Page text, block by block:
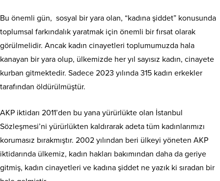
Bu önemli gün, sosyal bir yara olan, “kadına şiddet” konusunda
toplumsal farkındalık yaratmak için önemli bir fırsat olarak
görülmelidir. Ancak kadın cinayetleri toplumumuzda hala
kanayan bir yara olup, ülkemizde her yıl sayısız kadın, cinayete
kurban gitmektedir. Sadece 2023 yılında 315 kadın erkekler
tarafından öldürülmüştür.
AKP iktidarı 2011’den bu yana yürürlükte olan İstanbul
Sözleşmesi’ni yürürlükten kaldırarak adeta tüm kadınlarımızı
korumasız bırakmıştır. 2002 yılından beri ülkeyi yöneten AKP
iktidarında ülkemiz, kadın hakları bakımından daha da geriye
gitmiş, kadın cinayetleri ve kadına şiddet ne yazık ki sıradan bir